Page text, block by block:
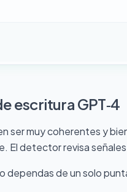
escritura GPT‑4
ser muy coherentes y
El detector revisa
dependas de un solo